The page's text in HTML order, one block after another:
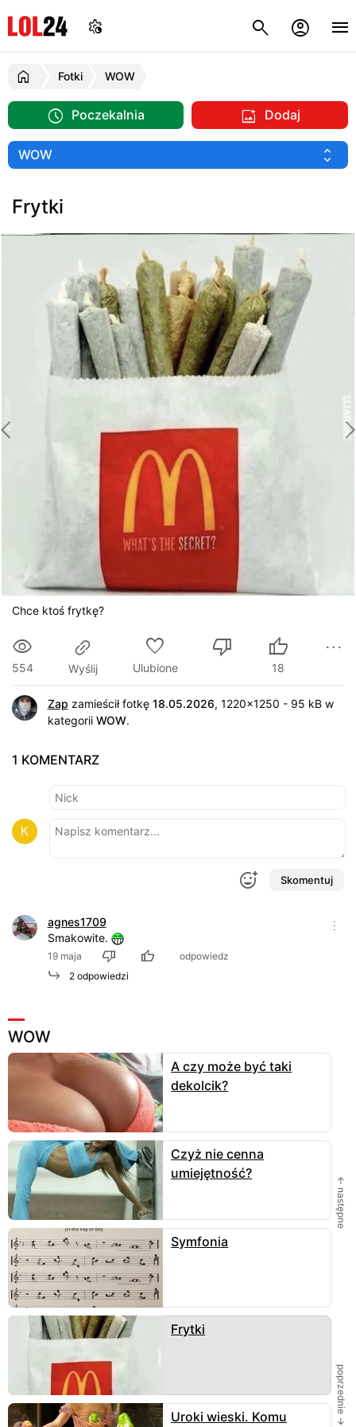
Fotki WOW
Poczekalnia Dodaj
Frytki
Chce ktoś frytkę?
554 Wyślij Ulubione 18
Zap zamieścił fotkę 18.05.2026, 1220x1250 - 95 kB w
kategorii WOW.
1 KOMENTARZ
Skomentuj
agnes1709
Smakowite.
19 maja
odpowiedz
2 odpowiedzi
WOW
A czy może być taki
dekolcik?
Czyż nie cenna
umiejętność?
Symfonia
Frytki
Uroki wieski. Komu
← następne
poprzednie →